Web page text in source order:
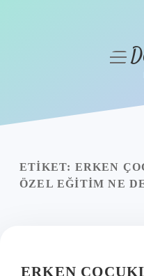
Yasal Uyarı
ETIKET: ERKEN
ÖZEL EĞITIM NE
ERKEN